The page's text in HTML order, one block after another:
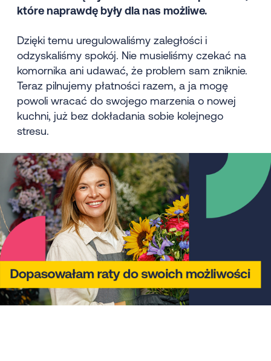
które naprawdę były dla nas możliwe.
Dzięki temu uregulowaliśmy zaległości i
odzyskaliśmy spokój. Nie musieliśmy czekać na
komornika ani udawać, że problem sam zniknie.
Teraz pilnujemy płatności razem, a ja mogę
powoli wracać do swojego marzenia o nowej
kuchni, już bez dokładania sobie kolejnego
stresu.